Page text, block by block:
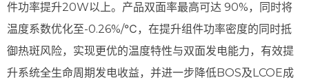
件功率提升20W以上。产品双面率最高可达 90%，同时将
温度系数优化至-0.26%/℃，在提升组件功率密度的同时抵
御热斑风险，实现更优的温度特性与双面发电能力，有效提
升系统全生命周期发电收益，并进一步降低BOS及LCOE成